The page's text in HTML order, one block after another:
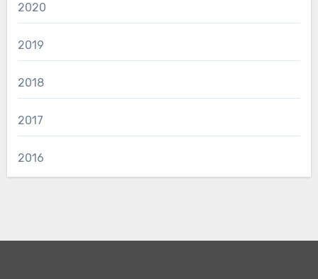
2020
2019
2018
2017
2016